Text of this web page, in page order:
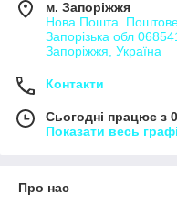
м. Запоріжжя
Нова Пошта. Поштове
Запорізька обл
Запоріжжя, Україна
Контакти
Сьогодні працює з
Показати весь
Про нас